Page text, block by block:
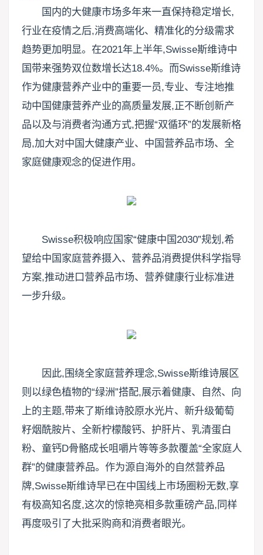
国内的大健康市场多年来一直保持稳定增长,
行业在疫情之后,消费高端化、精准化的分级需求
趋势更加明显。在2021年上半年,Swisse斯维诗中
国带来强势双位数增长达18.4%。而Swisse斯维诗
作为健康营养产业中的重要一员,专业、专注地推
动中国健康营养产业的高质量发展,正不断创新产
品以及与消费者沟通方式,把握“双循环”的发展新格
局,加大对中国大健康产业、中国营养品市场、全
家庭健康观念的促进作用。
Swisse积极响应国家“健康中国2030”规划,希
望给中国家庭营养摄入、营养品消费提供科学指导
方案,推动进口营养品市场、营养健康行业标准进
一步升级。
因此,围绕全家庭营养理念,Swisse斯维诗展区
则以绿色植物的“绿洲”搭配,展示着健康、自然、向
上的主题,带来了斯维诗胶原水光片、新升级葡萄
籽烟酰胺片、全新柠檬酸钙、护肝片、乳清蛋白
粉、童钙D骨骼成长咀嚼片等等多款覆盖“全家庭人
群”的健康营养品。作为源自海外的自然营养品
牌,Swisse斯维诗早已在中国线上市场圈粉无数,享
有极高知名度,这次的惊艳亮相多款重磅产品,同样
再度吸引了大批采购商和消费者眼光。